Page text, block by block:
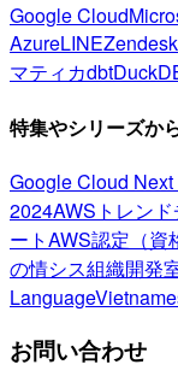
Google Cloud
AzureLINEZendesk
マティカdbt
特集やシリーズか
Google Cloud Next
2024AWSトレン
ートAWS認定（資
の情シス組織開発
Language
お問い合わせ